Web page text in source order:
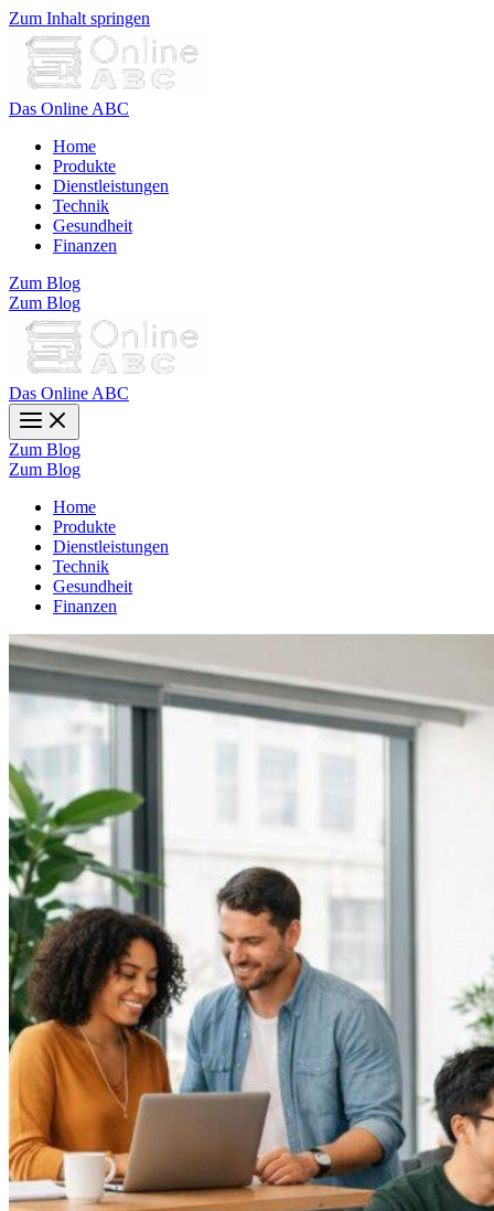
Zum Inhalt springen
Das Online ABC
Home
Produkte
Dienstleistungen
Technik
Gesundheit
Finanzen
Zum Blog
Zum Blog
Das Online ABC
Zum Blog
Zum Blog
Home
Produkte
Dienstleistungen
Technik
Gesundheit
Finanzen